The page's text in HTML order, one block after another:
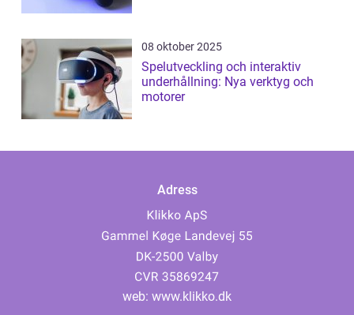
08 oktober 2025
Spelutveckling och interaktiv
underhållning: Nya verktyg och
motorer
Adress
web: www.klikko.dk